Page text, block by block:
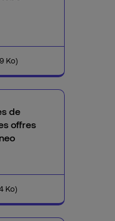
Ko)
de
offres
Ko)